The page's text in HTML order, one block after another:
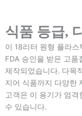
식품 등급,
이 18리터 원형 플라
FDA 승인을 받은 고품
제작되었습니다. 다목
지어 식품까지 다양한
고객은 이 용기가 엄
수 있습니다.